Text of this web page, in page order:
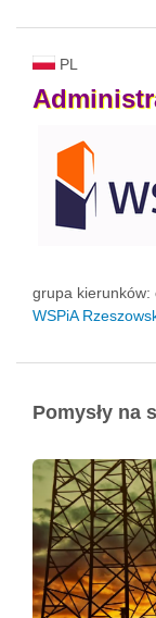
PL
grupa kierunków:
WSPiA
Pomysły na